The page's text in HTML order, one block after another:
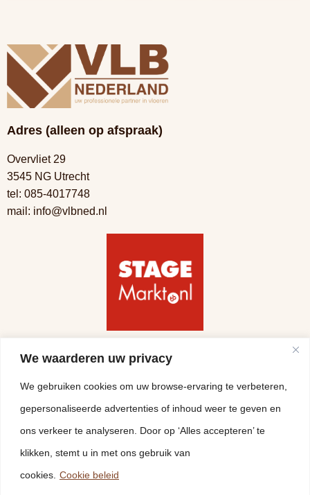
We waarderen uw privacy
We gebruiken cookies om uw browse-ervaring te verbeteren,
gepersonaliseerde advertenties of inhoud weer te geven en
ons verkeer te analyseren. Door op ‘Alles accepteren’ te
klikken, stemt u in met ons gebruik van
cookies. Cookie beleid
Adres (alleen op afspraak)
Overvliet 29
3545 NG Utrecht
tel: 085-4017748
mail: info@vlbned.nl
Volg ons